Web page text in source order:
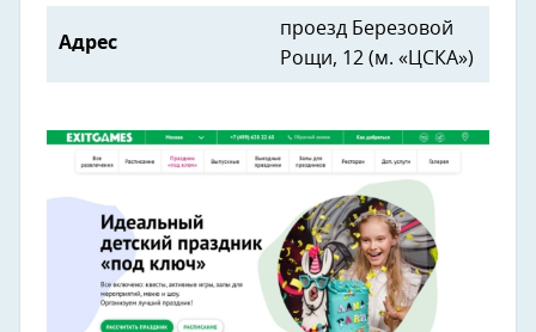
Адрес
проезд Березовой
Рощи, 12 (м. «ЦСКА»)